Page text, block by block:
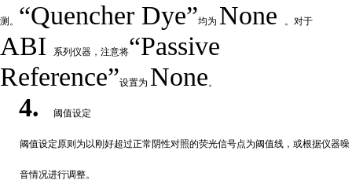
测。 “Quencher Dye”均为 None 。对于
ABI 系列仪器，注意将“Passive
Reference”设置为 None。
4. 阈值设定
阈值设定原则为以刚好超过正常阴性对照的荧光信号点为阈值线，或根据仪器噪
音情况进行调整。